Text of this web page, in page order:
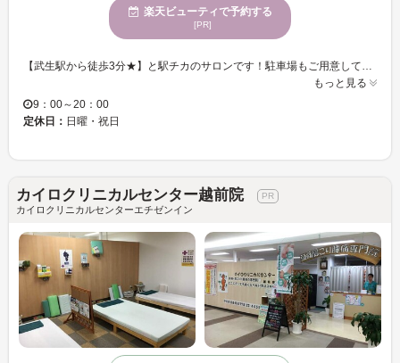
楽天ビューティで予約する
[PR]
【武生駅から徒歩3分★】と駅チカのサロンです！駐車場もご用意していますので、お車でお越しの方もスムーズなご来店が可能！お客様お一人お一人、丁寧に寄り添ったカウンセリングで、お悩みやご要望を伺い、心を込めて施術いたします。初めてのお客様も安心してお任せください♪夜20時まで営業していますので、お仕事帰りや、買い物の合間など、お気軽にお立ち寄りくださいね。ご予約お待ちしています。 【カイロプラクティック総癒館越前中央院】で健康美ボディを目指してみませんか・・・？お子様連れの方も大歓迎◎皆さまにお会いできることを楽しみにしています。
もっと見る
9：00～20：00
定休日： 日曜・祝日
カイロクリニカルセンター越前院
カイロクリニカルセンターエチゼンイン